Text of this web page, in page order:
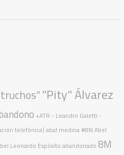
"Pity" Álvarez
+ATR - Leandro Galetti -
telefónica) abal medina #8N Abel
Leonardo Espósito abandonado 8M